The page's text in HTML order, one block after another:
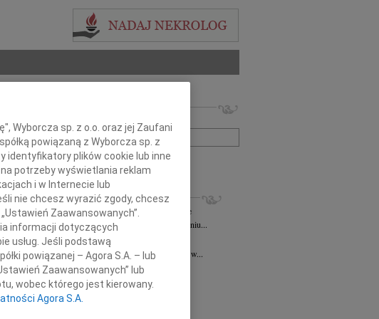
+ szukanie zaawansowane
INNE NEKROLOGI
Krzysztof Niespodzianski10.11.2025
Kielce
Z ogromnym smutkiem informujemy, że w dniu...
Edmund Niziurski11.07.2025
W dniu 13 lipca 2025 roku o godzinie 18.00 w...
Maria Bałuka-Horecka05.03.2025
Serdeczne podziękowania Wszystkim,...
17.02.2025Kielce
Wyborcza sp. z o.o. oraz jej Zaufani
powiązaną z Wyborcza sp. z
identyfikatory plików cookie lub inne
potrzeby wyświetlania reklam
i w Internecie lub
nie chcesz wyrazić zgody, chcesz
Zaawansowanych”.
informacji dotyczących
usług. Jeśli podstawą
powiązanej – Agora S.A. – lub
Zaawansowanych” lub
wobec którego jest kierowany.
Agora S.A.